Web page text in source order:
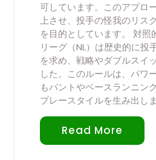
可しています。このアプロ
上させ、投手の怪我のリス
を目的としています。 対照
リーグ（NL）は歴史的に投
を求め、戦略やダブルスイ
した。このルールは、パワ
もバントやベースランニン
プレースタイルを生み出し
Read More